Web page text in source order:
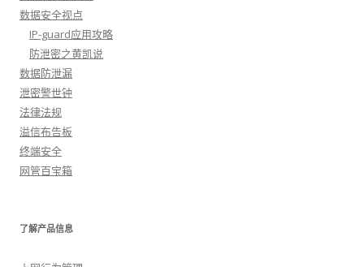
数据安全视点
IP-guard应用攻略
防泄密之黄凯说
数据防泄漏
泄密警世钟
法律法规
溢信布告板
终端安全
网管百宝箱
了解产品信息